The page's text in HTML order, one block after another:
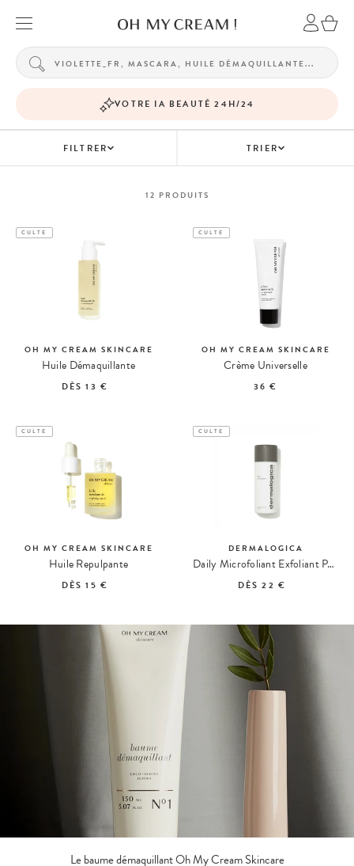
VOTRE IA BEAUTÉ 24H/24
FILTRER TRIER
12 PRODUITS
CULTE
OH MY CREAM SKINCARE
Huile Démaquillante
DÈS13 €
CULTE
OH MY CREAM SKINCARE
Crème Universelle
36 €
CULTE
OH MY CREAM SKINCARE
Huile Repulpante
DÈS15 €
CULTE
DERMALOGICA
Daily Microfoliant Exfoliant Poudre
DÈS22 €
Le baume démaquillant Oh My Cream Skincare